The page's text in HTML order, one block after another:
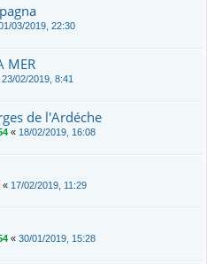
03/2019, 22:30
MER
23/02/2019, 8:41
de l'Ardéche
« 18/02/2019, 16:08
« 17/02/2019, 11:29
« 30/01/2019, 15:28